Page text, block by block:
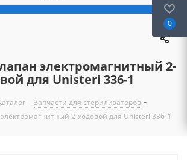
электромагнитный 2-
для Unisteri 336-1
- Запчасти для стерилизаторов-
2-ходовой для Unisteri 336-1
0